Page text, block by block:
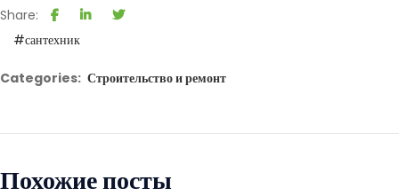
Share:
#сантехник
Categories: Строительство и ремонт
Похожие посты